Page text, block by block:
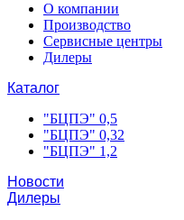
О компании
Производство
Сервисные центры
Дилеры
Каталог
"БЦПЭ" 0,5
"БЦПЭ" 0,32
"БЦПЭ" 1,2
Новости
Дилеры